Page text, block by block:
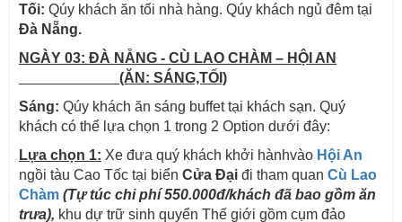
Tối: Qúy khách ăn tối nhà hàng. Qúy khách ngủ đêm tại
Đà Nẵng.
NGÀY 03: ĐÀ NẴNG - CÙ LAO CHÀM – HỘI AN
(ĂN: SÁNG,TỐI)
Sáng: Qúy khách ăn sáng buffet tại khách sạn. Quý
khách có thể lựa chọn 1 trong 2 Option dưới đây:
Lựa chọn 1: Xe đưa quý khách khởi hànhvào Hội An
ngồi tàu Cao Tốc tại biển Cửa Đại đi tham quan Cù Lao
Chàm (Tự túc chi phí 550.000đ/khách đã bao gồm ăn
trưa), khu dự trữ sinh quyển Thế giới gồm cụm đảo